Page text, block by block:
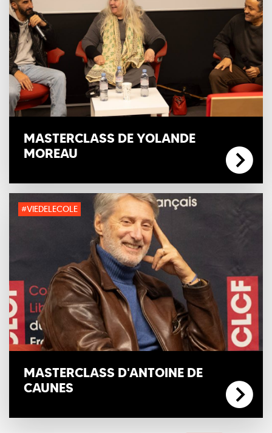
MASTERCLASS DE YOLANDE
MOREAU
#VIEDELECOLE
MASTERCLASS D'ANTOINE DE
CAUNES